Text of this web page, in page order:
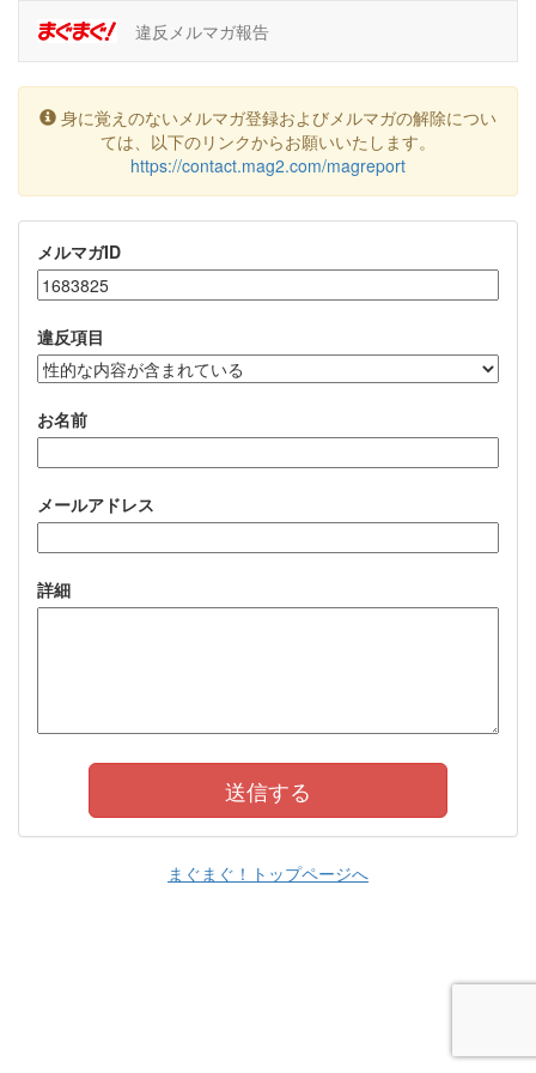
違反メルマガ報告
身に覚えのないメルマガ登録およびメルマガの解除につい
ては、以下のリンクからお願いいたします。
https://contact.mag2.com/magreport
メルマガID
違反項目
お名前
メールアドレス
詳細
まぐまぐ！トップページへ